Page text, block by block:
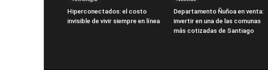
Hiperconectados: el costo
invisible de vivir siempre en línea
Departamento Ñuñoa en venta:
invertir en una de las comunas
más cotizadas de Santiago